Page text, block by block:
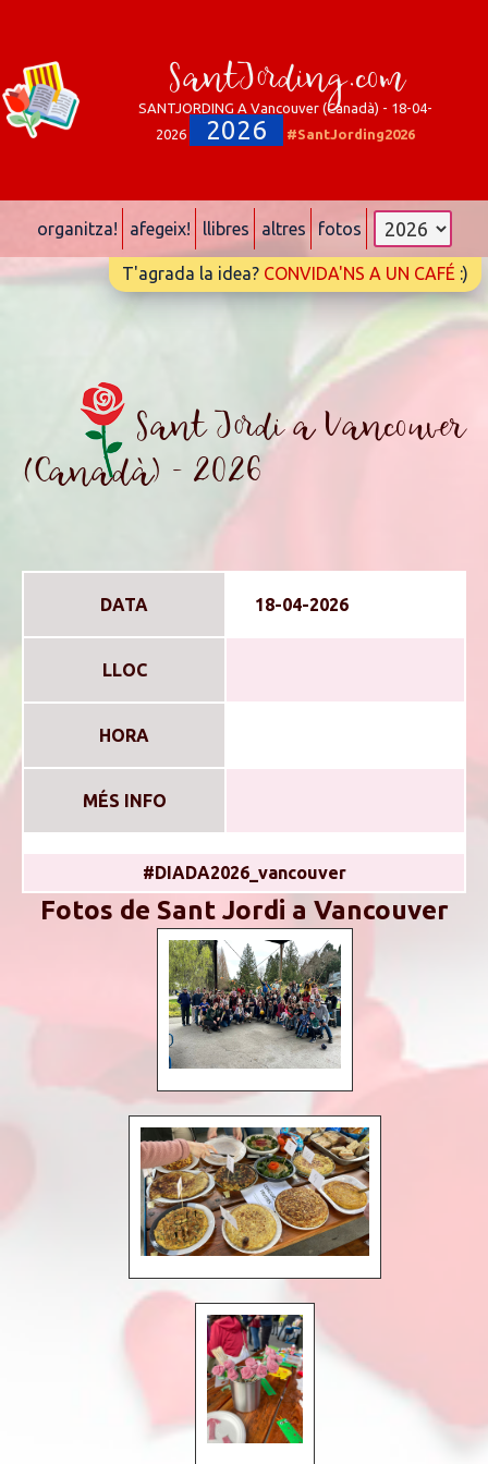
SantJording.com
SANTJORDING A Vancouver (Canadà) - 18-04-
2026
2026 #SantJording2026
organitza! afegeix! llibres altres fotos
T'agrada la idea? CONVIDA'NS A UN CAFÉ :)
Sant Jordi a Vancouver
(Canadà) - 2026
DATA 18-04-2026
LLOC
HORA
MÉS INFO
#DIADA2026_vancouver
Fotos de Sant Jordi a Vancouver